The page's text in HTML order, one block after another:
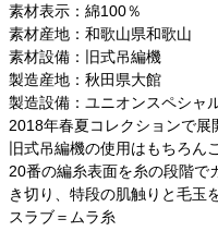
素材表示：綿100％
素材産地：和歌山県和歌山
素材設備：旧式吊編機
製造産地：秋田県大館
製造設備：ユニオンスペシャ
2018年春夏コレクションで
旧式吊編機の使用はもちろん
20番の編糸表面を糸の段階で
き切り、特段の肌触りと毛玉
スラブ＝ムラ糸